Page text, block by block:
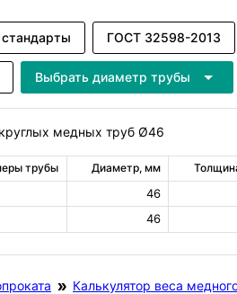
ГОСТ 32598-2013
Выбрать диаметр трубы
медных труб Ø46
трубы Диаметр, мм
46
46
Калькулятор веса